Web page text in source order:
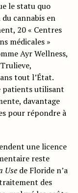
le statu quo
cannabis en
20 « Centres
médicales »
Ayr Wellness,
tout l’État.
patients utilisant
davantage
pour répondre à
une licence
reste
Usede Floride n’a
des